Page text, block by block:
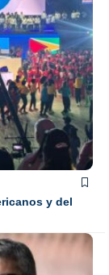
y del